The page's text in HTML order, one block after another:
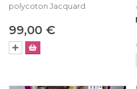
polycoton Jacquard
99,00 €